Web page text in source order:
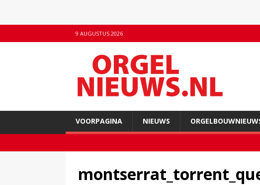
9 AUGUSTUS 2026
VOORPAGINA NIEUWS